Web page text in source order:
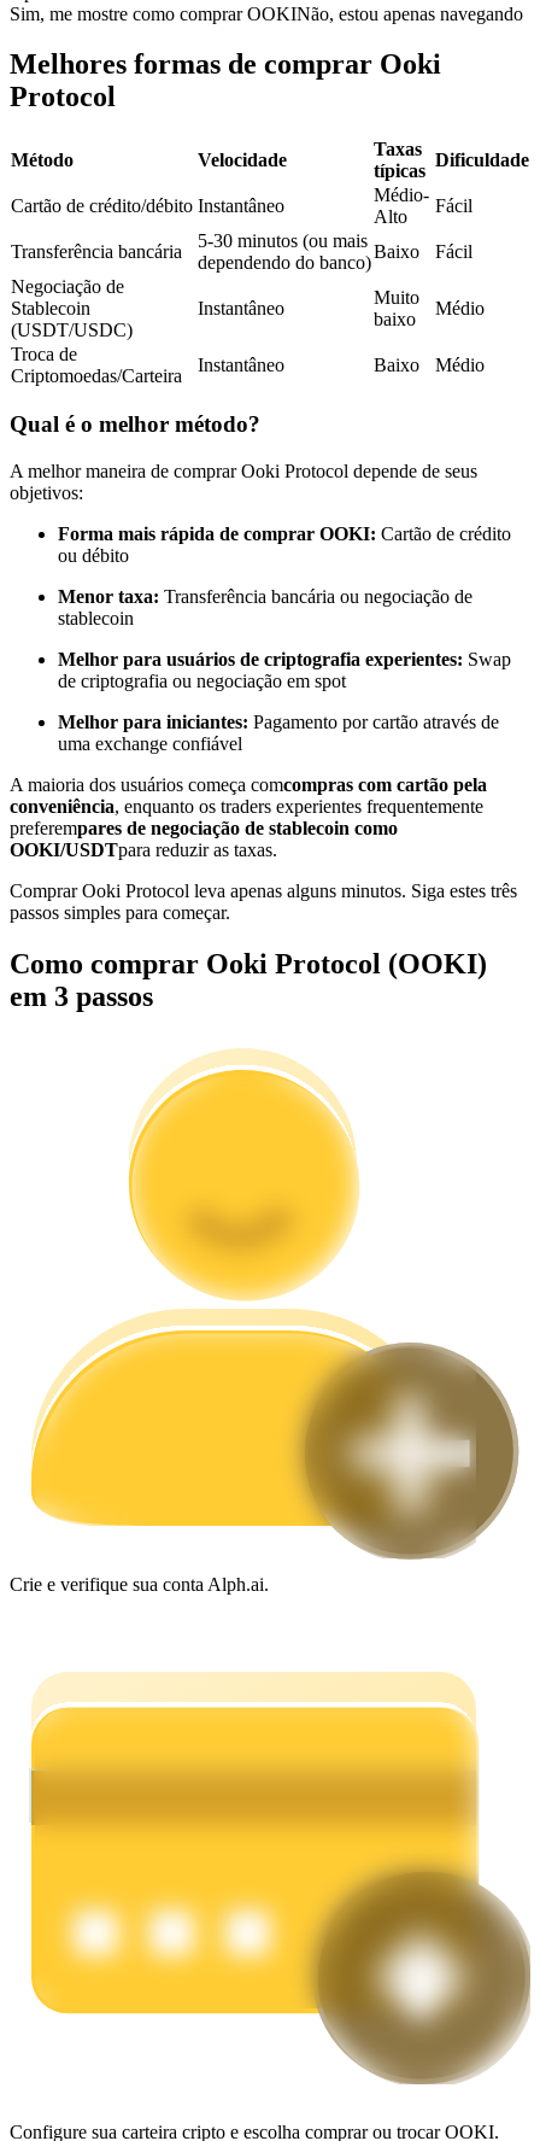
Futuros usando USDC como garantia
Copiar Trading
Junte-se aos principais traders
Torne-se um Trader de Cópias
Informação
Análise de big data, incluindo informações comerciais, etc.
Guia para iniciantes em futuros
Estratégias de negociação
Porquinho poderoso
Ganhe recompensas competitivas diariamente
Sim, me mostre como comprar OOKINão, estou apenas navegando
Melhores formas de comprar Ooki
Protocol
Método Velocidade
Taxas
típicas
Dificuldade
Cartão de crédito/débito Instantâneo
Médio-
Alto
Fácil
Transferência bancária
5-30 minutos (ou mais
dependendo do banco)
Baixo
Fácil
Negociação de
Stablecoin
(USDT/USDC)
Instantâneo
Muito
baixo
Médio
Troca de
Criptomoedas/Carteira
Instantâneo Baixo Médio
Qual é o melhor método?
A melhor maneira de comprar Ooki Protocol depende de seus
objetivos:
Forma mais rápida de comprar OOKI: Cartão de crédito
ou débito
Menor taxa: Transferência bancária ou negociação de
stablecoin
Melhor para usuários de criptografia experientes: Swap
de criptografia ou negociação em spot
Melhor para iniciantes: Pagamento por cartão através de
uma exchange confiável
A maioria dos usuários começa comcompras com cartão pela
conveniência, enquanto os traders experientes frequentemente
preferempares de negociação de stablecoin como
OOKI/USDTpara reduzir as taxas.
Comprar Ooki Protocol leva apenas alguns minutos. Siga estes três
passos simples para começar.
Como comprar Ooki Protocol (OOKI)
em 3 passos
Crie e verifique sua conta Alph.ai.
Configure sua carteira cripto e escolha comprar ou trocar OOKI.